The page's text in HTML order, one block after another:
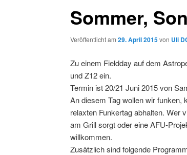
Sommer,
Veröffentlicht am 29. April 2015von Uli
Zu einem Fieldday auf dem
und Z12 ein.
Termin ist 20/21 Juni 2015 von
An diesem Tag wollen wir funken,
relaxten Funkertag abhalten. Wer
am Grill sorgt oder eine AFU-
willkommen.
Zusätzlich sind folgende